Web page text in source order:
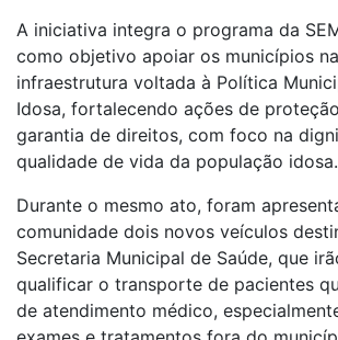
A iniciativa integra o programa da
como objetivo apoiar os municípios
infraestrutura voltada à Política
Idosa, fortalecendo ações de
garantia de direitos, com foco na
qualidade de vida da população idosa.
Durante o mesmo ato, foram
comunidade dois novos veículos
Secretaria Municipal de Saúde, que
qualificar o transporte de pacientes
de atendimento médico,